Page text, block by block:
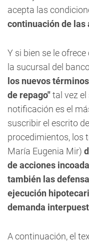
acepta las
continuación de las
Y si bien se le
la sucursal del
los nuevos
de repago"tal vez
notificación es el
suscribir el escrito
procedimientos, los
María Eugenia Mir)
de acciones
también las
ejecución
demanda
A continuación, el